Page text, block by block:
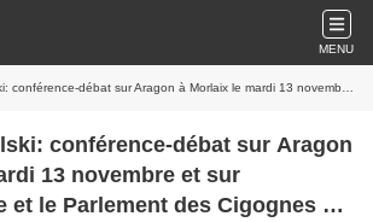
MENU
Aragon à Morlaix le mardi 13 novembre et sur l'antisémitisme et le Parlement des Cigognes à Brest le mercredi 14 novembre
conférence-débat sur Aragon
13 novembre et sur
et le Parlement des Cigognes à